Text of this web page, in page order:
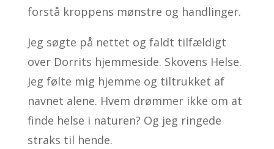
forstå kroppens mønstre og handlinger.
Jeg søgte på nettet og faldt tilfældigt
over Dorrits hjemmeside. Skovens Helse.
Jeg følte mig hjemme og tiltrukket af
navnet alene. Hvem drømmer ikke om at
finde helse i naturen? Og jeg ringede
straks til hende.